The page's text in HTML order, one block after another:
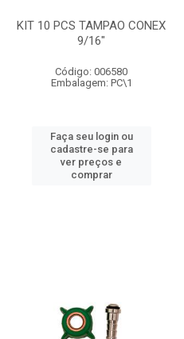
KIT 10 PCS TAMPAO CONEX
9/16"
Código: 006580
Embalagem: PC\1
Faça seu login ou
cadastre-se para
ver preços e
comprar